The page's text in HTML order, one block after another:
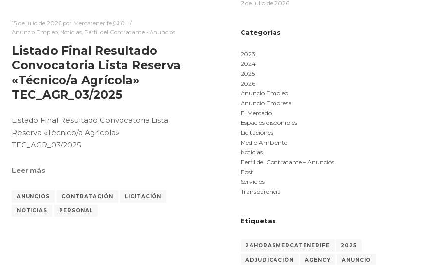
15 de julio de 2026 por Mercatenerife
0
Anuncio Empleo, Noticias, Perfil del Contratante - Anuncios
Listado Final Resultado
Convocatoria Lista Reserva
«Técnico/a Agrícola»
TEC_AGR_03/2025
Listado Final Resultado Convocatoria Lista
Reserva «Técnico/a Agrícola»
TEC_AGR_03/2025
Leer más
ANUNCIOS CONTRATACIÓN LICITACIÓN
NOTICIAS PERSONAL
2 de julio de 2026
Categorías
2023
2024
2025
2026
Anuncio Empleo
Anuncio Empresa
El Mercado
Espacios disponibles
Licitaciones
Medio Ambiente
Noticias
Perfil del Contratante – Anuncios
Post
Servicios
Transparencia
Etiquetas
24HORASMERCATENERIFE 2025
ADJUDICACIÓN AGENCY ANUNCIO